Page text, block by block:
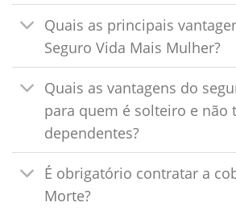
Quais as principais
Seguro Vida Mais Mulher?
Quais as vantagens do
para quem é solteiro e não
dependentes?
É obrigatório contratar a
Morte?